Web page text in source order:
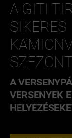
A GITI
SIKERES
A
VERSENYEK